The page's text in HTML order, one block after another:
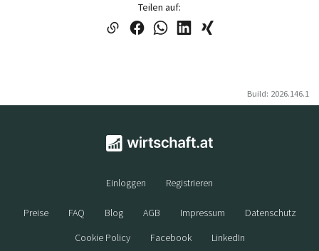
Teilen auf:
Build: 2026.146.1
Einloggen Registrieren
Preise FAQ Blog AGB Impressum
Datenschutz
Cookie Policy
Facebook LinkedIn